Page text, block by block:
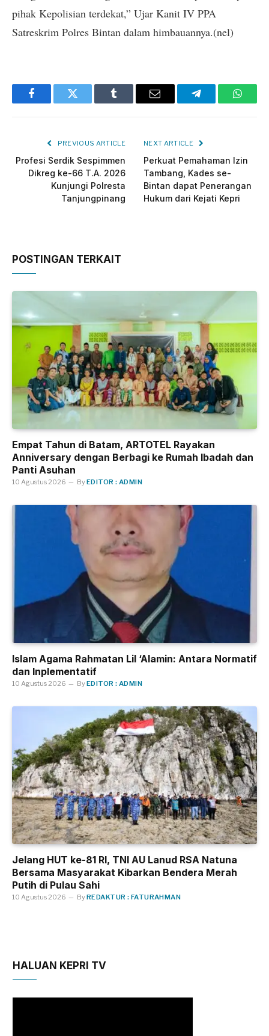
pihak Kepolisian terdekat,” Ujar Kanit IV PPA
Satreskrim Polres Bintan dalam himbauannya.(nel)
FacebookTwitter Tumblr Email Telegram
PREVIOUS ARTICLE
Profesi Serdik Sespimmen
Dikreg ke-66 T.A. 2026
Kunjungi Polresta
Tanjungpinang
NEXT ARTICLE
Perkuat Pemahaman Izin
Tambang, Kades se-
Bintan dapat Penerangan
Hukum dari Kejati Kepri
POSTINGAN TERKAIT
Empat Tahun di Batam, ARTOTEL Rayakan
Anniversary dengan Berbagi ke Rumah Ibadah dan
Panti Asuhan
10 Agustus 2026 ByEDITOR : ADMIN
Islam Agama Rahmatan Lil ‘Alamin: Antara Normatif
dan Inplementatif
10 Agustus 2026 ByEDITOR : ADMIN
Jelang HUT ke-81 RI, TNI AU Lanud RSA Natuna
Bersama Masyarakat Kibarkan Bendera Merah
Putih di Pulau Sahi
10 Agustus 2026 ByREDAKTUR : FATURAHMAN
HALUAN KEPRI TV